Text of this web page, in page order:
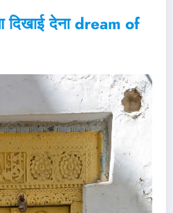
दिखाई देना dream of